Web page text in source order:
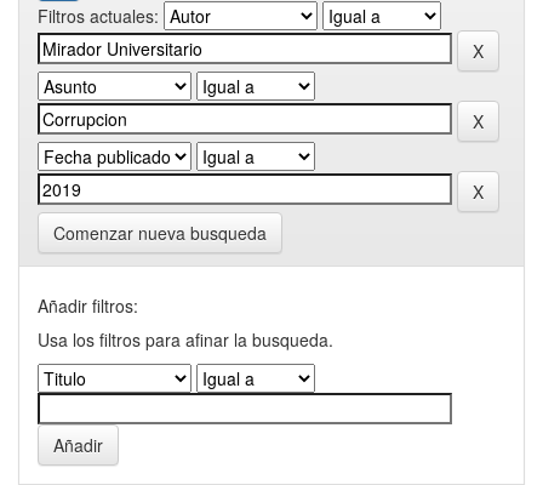
Filtros actuales:
Comenzar nueva busqueda
Añadir filtros:
Usa los filtros para afinar la busqueda.